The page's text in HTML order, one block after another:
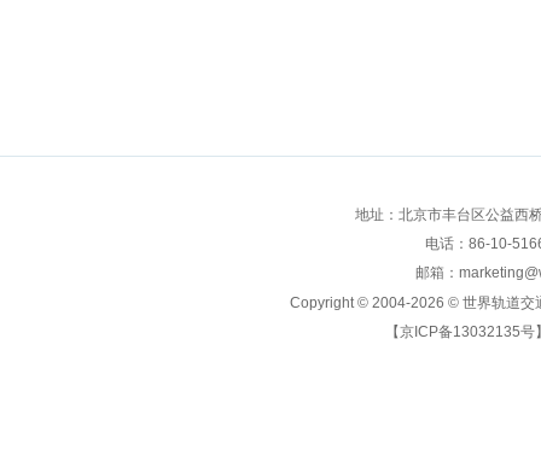
地址：北京市丰台区公益西
电话：86-10-
邮箱：
Copyright © 2004-2026 © 世界轨道交
【京ICP备13032135